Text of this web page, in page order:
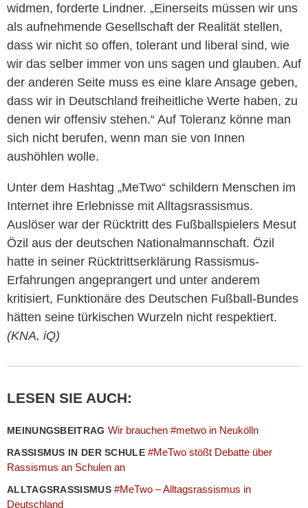
widmen, forderte Lindner. „Einerseits müssen wir uns
als aufnehmende Gesellschaft der Realität stellen,
dass wir nicht so offen, tolerant und liberal sind, wie
wir das selber immer von uns sagen und glauben. Auf
der anderen Seite muss es eine klare Ansage geben,
dass wir in Deutschland freiheitliche Werte haben, zu
denen wir offensiv stehen.“ Auf Toleranz könne man
sich nicht berufen, wenn man sie von Innen
aushöhlen wolle.
Unter dem Hashtag „MeTwo“ schildern Menschen im
Internet ihre Erlebnisse mit Alltagsrassismus.
Auslöser war der Rücktritt des Fußballspielers Mesut
Özil aus der deutschen Nationalmannschaft. Özil
hatte in seiner Rücktrittserklärung Rassismus-
Erfahrungen angeprangert und unter anderem
kritisiert, Funktionäre des Deutschen Fußball-Bundes
hätten seine türkischen Wurzeln nicht respektiert.
(KNA, iQ)
LESEN SIE AUCH:
MEINUNGSBEITRAG Wir brauchen #metwo in Neukölln
RASSISMUS IN DER SCHULE#MeTwo stößt Debatte über
Rassismus an Schulen an
ALLTAGSRASSISMUS#MeTwo – Alltagsrassismus in
Deutschland